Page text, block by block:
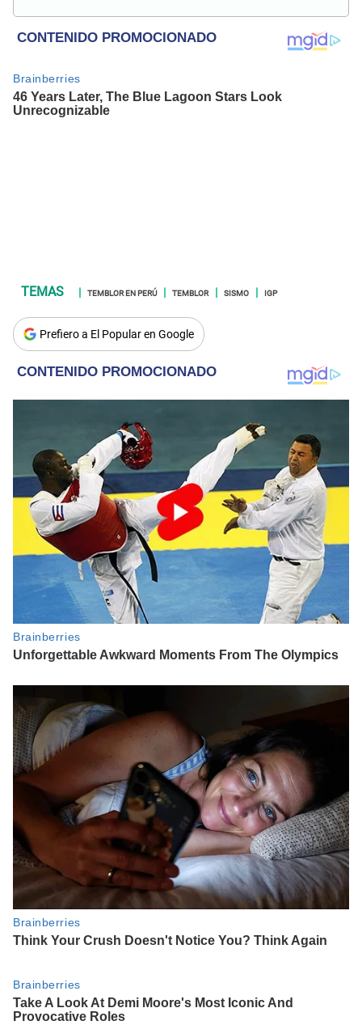
en temas relacionados con misterios, películas y series
policiales.
TEMBLOR EN PERÚ TEMBLOR SISMO IGP
Prefiero a El Popular en Google